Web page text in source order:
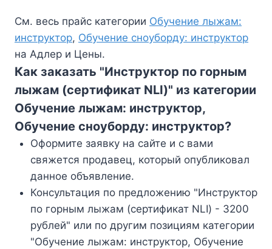
См. весь прайс категории Обучение лыжам:
инструктор, Обучение сноуборду: инструктор
на Адлер и Цены.
Как заказать "Инструктор по горным
лыжам (сертификат NLI)" из категории
Обучение лыжам: инструктор,
Обучение сноуборду: инструктор?
Оформите заявку на сайте и с вами
свяжется продавец, который опубликовал
данное объявление.
Консультация по предложению "Инструктор
по горным лыжам (сертификат NLI) - 3200
рублей" или по другим позициям категории
"Обучение лыжам: инструктор, Обучение